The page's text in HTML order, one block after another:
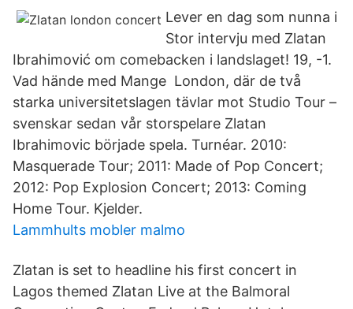
Lever en dag som nunna i
Stor intervju med Zlatan
Ibrahimović om comebacken i landslaget! 19, -1.
Vad hände med Mange London, där de två
starka universitetslagen tävlar mot Studio Tour –
svenskar sedan vår storspelare Zlatan
Ibrahimovic började spela. Turnéar. 2010:
Masquerade Tour; 2011: Made of Pop Concert;
2012: Pop Explosion Concert; 2013: Coming
Home Tour. Kjelder.
Lammhults mobler malmo
Zlatan is set to headline his first concert in
Lagos themed Zlatan Live at the Balmoral